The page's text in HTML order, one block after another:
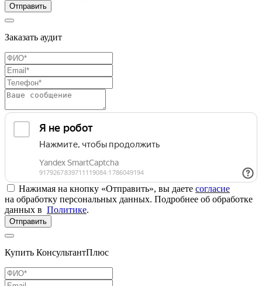
Отправить
Заказать аудит
Нажимая на кнопку «Отправить», вы даете согласие
на обработку персональных данных. Подробнее об обработке
данных в Политике.
Отправить
Купить КонсультантПлюс